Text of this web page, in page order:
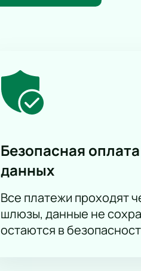
Безопасная
данных
Все платежи проходят
шлюзы, данные не
остаются в